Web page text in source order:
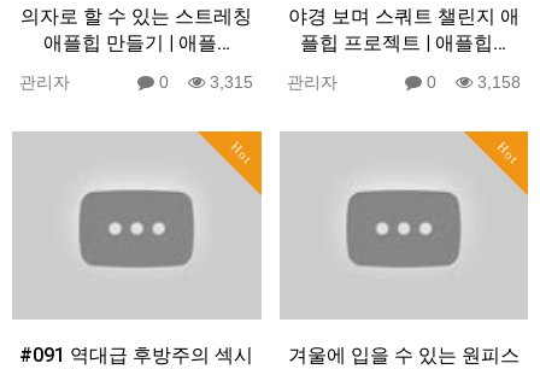
의자로 할 수 있는 스트레칭
애플힙 만들기 | 애플…
관리자 0 3,315
야경 보며 스쿼트 챌린지 애
플힙 프로젝트 | 애플힙…
관리자 0 3,158
Hot
#091 역대급 후방주의 섹시
Hot
겨울에 입을 수 있는 원피스